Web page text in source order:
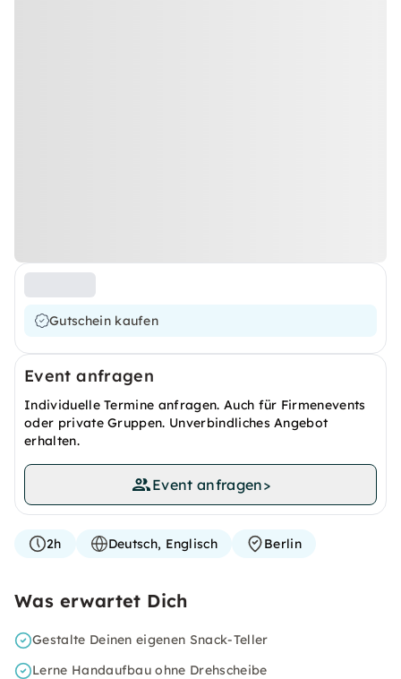
Gutschein kaufen
Event anfragen
Individuelle Termine anfragen. Auch für Firmenevents
oder private Gruppen. Unverbindliches Angebot
erhalten.
Event anfragen>
2h Deutsch, Englisch Berlin
Was erwartet Dich
Gestalte Deinen eigenen Snack-Teller
Lerne Handaufbau ohne Drehscheibe